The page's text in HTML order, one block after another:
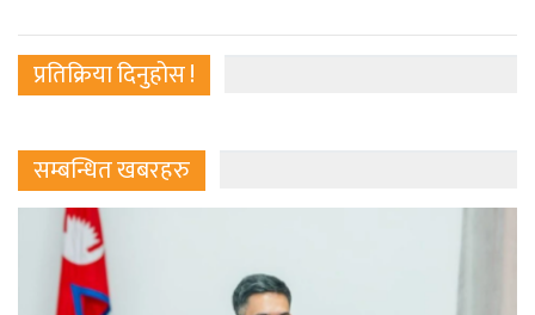
प्रतिक्रिया दिनुहोस !
सम्बन्धित खबरहरु